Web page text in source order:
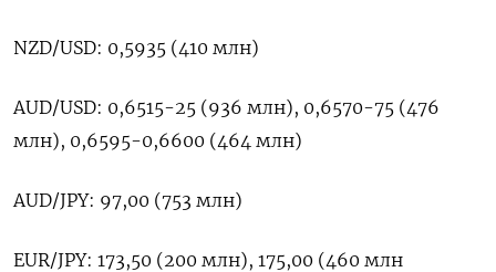
NZD/USD: 0,5935 (410 млн)
AUD/USD: 0,6515-25 (936 млн), 0,6570-75 (476
млн), 0,6595-0,6600 (464 млн)
AUD/JPY: 97,00 (753 млн)
EUR/JPY: 173,50 (200 млн), 175,00 (460 млн